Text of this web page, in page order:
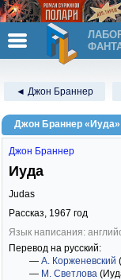
◄ Джон Браннер
Джон Браннер «Иуда»
Джон Браннер
Иуда
Judas
Рассказ, 1967 год
Язык написания:
Перевод на русский:
— А. Корженевский
— М. Светлова